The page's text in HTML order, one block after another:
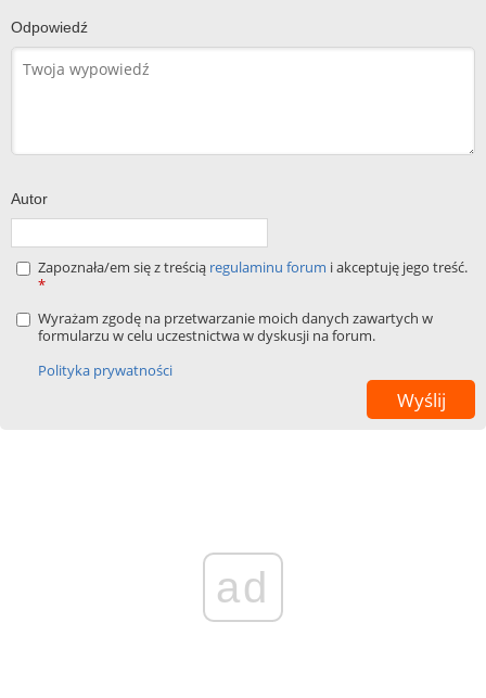
Odpowiedź
Autor
Zapoznała/em się z treścią regulaminu forum i akceptuję jego treść.
*
Wyrażam zgodę na przetwarzanie moich danych zawartych w
formularzu w celu uczestnictwa w dyskusji na forum.
Polityka prywatności
ad